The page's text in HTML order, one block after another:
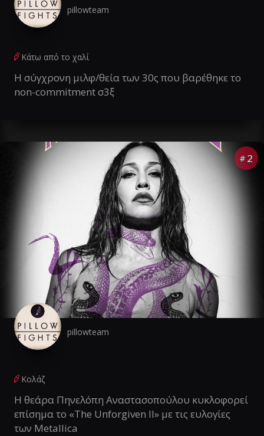
pillowteam
Κάτω από το χαλί
Η σύγχρονη μιλφ/θεία των 30ς που βαρέθηκε το
non-commitment σ3ξ
# 2
pillowteam
Κολάζ
Η θεάρα Πηνελόπη Αναστασοπούλου κυκλοφορεί
επίσημα το «The Unforgiven II» με τις ευλογίες
των Metallica